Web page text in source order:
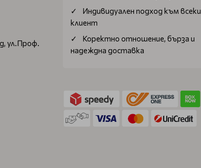
ул.Проф.
Индивидуален подход към всеки
клиент
Коректно отношение, бърза и
надеждна доставка